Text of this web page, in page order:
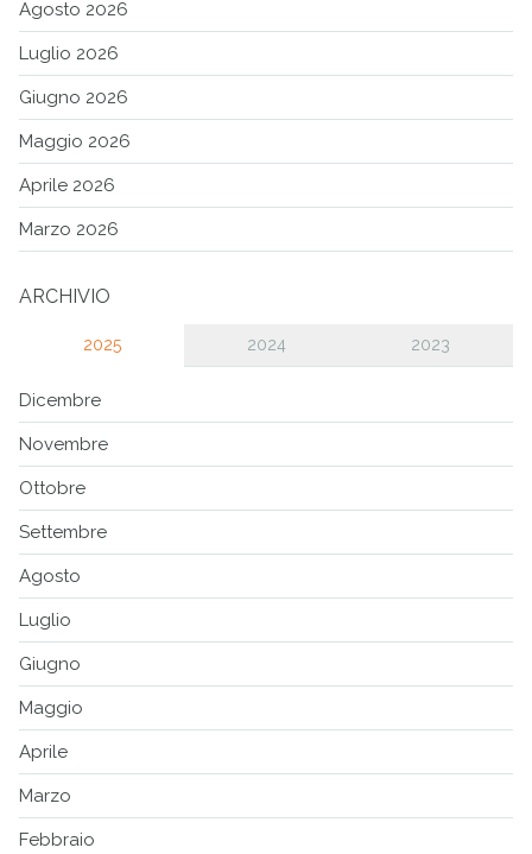
Agosto 2026
Luglio 2026
Giugno 2026
Maggio 2026
Aprile 2026
Marzo 2026
ARCHIVIO
2025 2024 2023
Dicembre
Novembre
Ottobre
Settembre
Agosto
Luglio
Giugno
Maggio
Aprile
Marzo
Febbraio